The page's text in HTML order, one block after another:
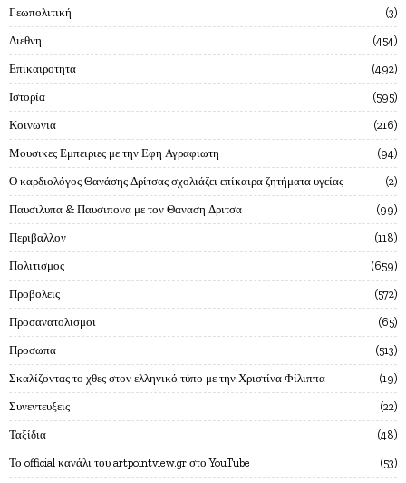
Γεωπολιτική 3
Διεθνη 454
Επικαιροτητα 492
Ιστορία 595
Κοινωνια 216
Μουσικες Εμπειριες με την Εφη Αγραφιωτη 94
Ο καρδιολόγος Θανάσης Δρίτσας σχολιάζει επίκαιρα ζητήματα υγείας 2
Παυσιλυπα & Παυσιπονα με τον Θαναση Δριτσα 99
Περιβαλλον 118
Πολιτισμος 659
Προβολεις 572
Προσανατολισμοι 65
Προσωπα 513
Σκαλίζοντας το χθες στον ελληνικό τύπο με την Χριστίνα Φίλιππα 19
Συνεντευξεις 22
Ταξίδια 48
Το official κανάλι του artpointview.gr στο YouTube 53